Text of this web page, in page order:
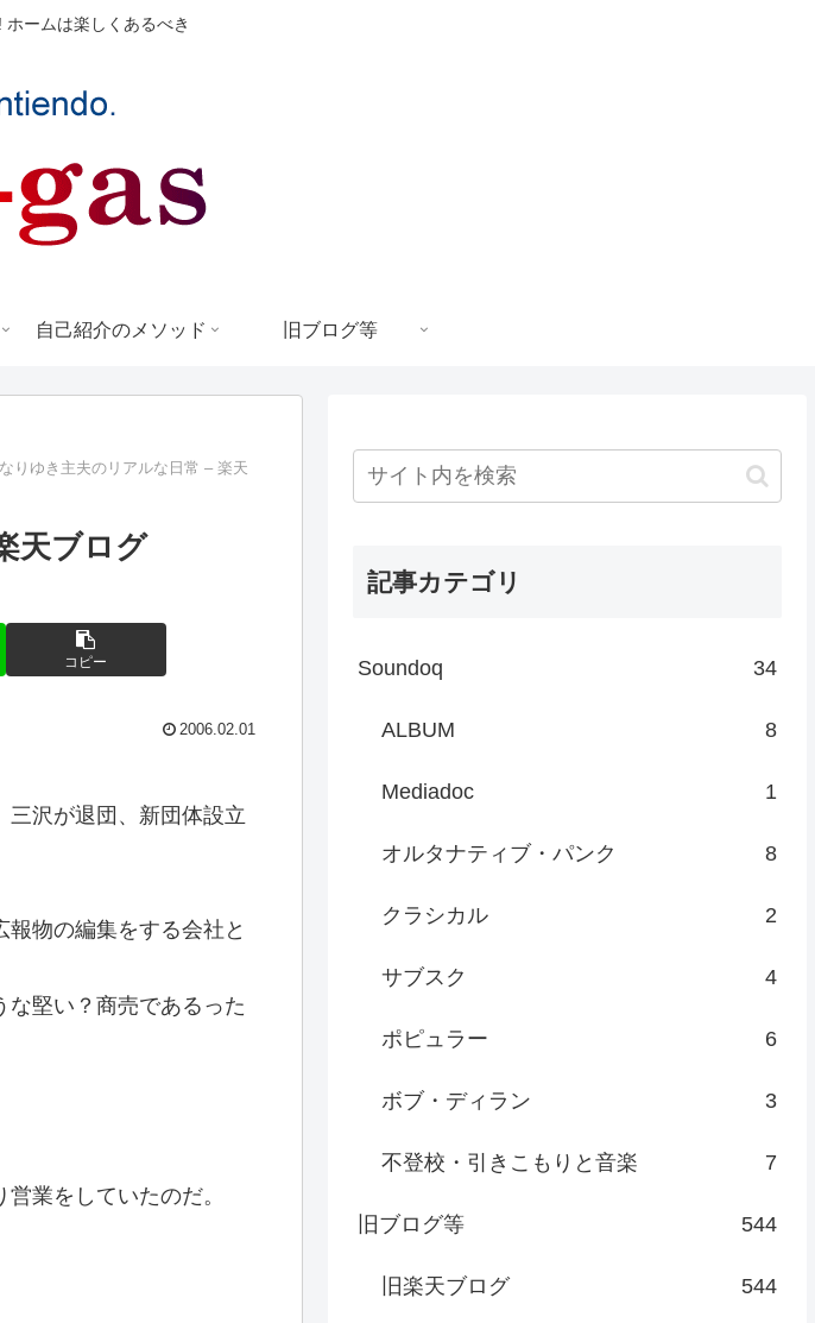
ームは楽しくあるべき
自己紹介のメソッド 旧ブログ等
りゆき主夫のリアルな日常 – 楽天
天ブログ
コピー
2006.02.01
三沢が退団、新団体設立
物の編集をする会社と
堅い？商売であるった
業をしていたのだ。
記事カテゴリ
Soundoq 34
ALBUM 8
Mediadoc 1
オルタナティブ・パンク 8
クラシカル 2
サブスク 4
ポピュラー 6
ボブ・ディラン 3
不登校・引きこもりと音楽 7
旧ブログ等 544
旧楽天ブログ 544